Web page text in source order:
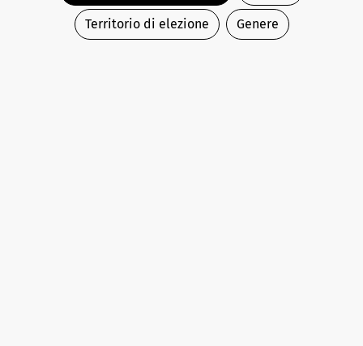
Territorio di elezione Genere